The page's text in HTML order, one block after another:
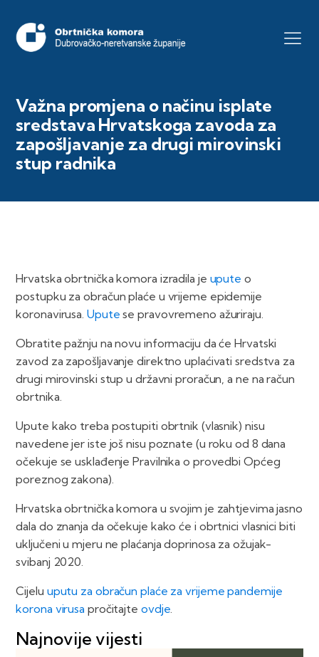
Važna promjena o načinu isplate
sredstava Hrvatskoga zavoda za
zapošljavanje za drugi mirovinski
stup radnika
Hrvatska obrtnička komora izradila je upute o
postupku za obračun plaće u vrijeme epidemije
koronavirusa. Upute se pravovremeno ažuriraju.
Obratite pažnju na novu informaciju da će Hrvatski
zavod za zapošljavanje direktno uplaćivati sredstva za
drugi mirovinski stup u državni proračun, a ne na račun
obrtnika.
Upute kako treba postupiti obrtnik (vlasnik) nisu
navedene jer iste još nisu poznate (u roku od 8 dana
očekuje se usklađenje Pravilnika o provedbi Općeg
poreznog zakona).
Hrvatska obrtnička komora u svojim je zahtjevima jasno
dala do znanja da očekuje kako će i obrtnici vlasnici biti
uključeni u mjeru ne plaćanja doprinosa za ožujak-
svibanj 2020.
Cijelu uputu za obračun plaće za vrijeme pandemije
korona virusa pročitajte ovdje.
Najnovije vijesti